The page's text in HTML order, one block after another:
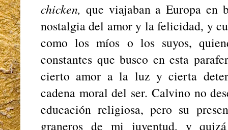
chicken, que viajaban a Europa en
nostalgia del amor y la felicidad, y
como los míos o los suyos,
constantes que busco en esta
cierto amor a la luz y cierta
cadena moral del ser. Calvino no
educación religiosa, pero su
graneros de mi juventud, y